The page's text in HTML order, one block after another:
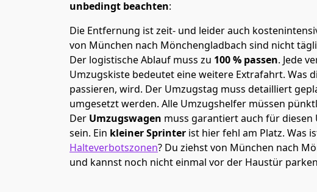
unbedingt beachten:
Die Entfernung ist zeit- und leider auch
von München nach Mönchen­gladbach sind nicht
Der logistische Ablauf muss zu 100 % passen. Jede
Umzugskiste bedeutet eine weitere Extrafahrt. Was
passieren, wird. Der Umzugstag muss detailliert
umgesetzt werden. Alle Umzugshelfer müssen
Der Umzugswagen muss garantiert auch für diesen
sein. Ein kleiner Sprinter ist hier fehl am Platz. Was
Halteverbotszonen? Du ziehst von München nach
und kannst noch nicht einmal vor der Haustür